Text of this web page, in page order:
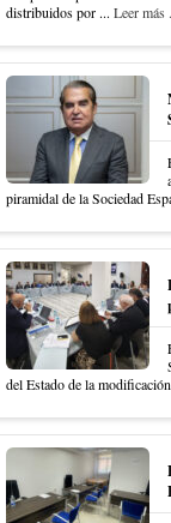
distribuidos por ... Leer más
piramidal de la Sociedad
del Estado de la